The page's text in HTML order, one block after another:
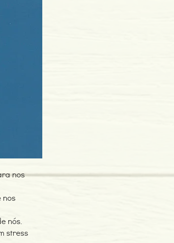
nos
nos
nós.
stress